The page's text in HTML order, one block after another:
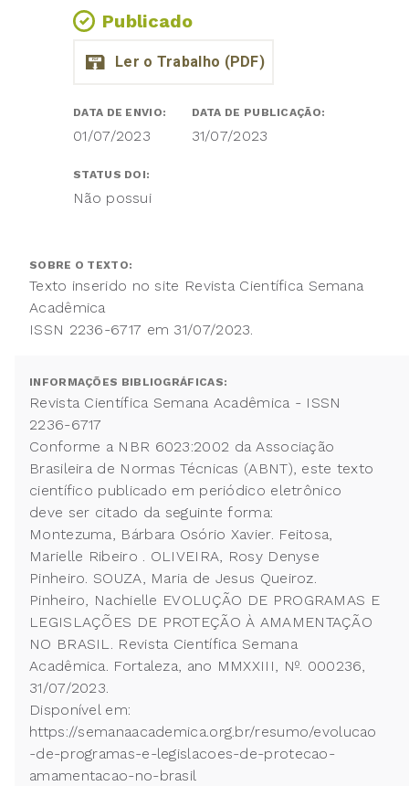
Publicado
DATA DE ENVIO:
01/07/2023
DATA DE PUBLICAÇÃO:
31/07/2023
STATUS DOI:
Não possui
SOBRE O TEXTO:
Texto inserido no site Revista Científica Semana
Acadêmica
ISSN 2236-6717 em 31/07/2023.
INFORMAÇÕES BIBLIOGRÁFICAS:
Revista Científica Semana Acadêmica - ISSN
2236-6717
Conforme a NBR 6023:2002 da Associação
Brasileira de Normas Técnicas (ABNT), este texto
científico publicado em periódico eletrônico
deve ser citado da seguinte forma:
Montezuma, Bárbara Osório Xavier. Feitosa,
Marielle Ribeiro . OLIVEIRA, Rosy Denyse
Pinheiro. SOUZA, Maria de Jesus Queiroz.
Pinheiro, Nachielle EVOLUÇÃO DE PROGRAMAS E
LEGISLAÇÕES DE PROTEÇÃO À AMAMENTAÇÃO
NO BRASIL. Revista Científica Semana
Acadêmica. Fortaleza, ano MMXXIII, Nº. 000236,
31/07/2023.
Disponível em:
https://semanaacademica.org.br/resumo/evolucao
-de-programas-e-legislacoes-de-protecao-
amamentacao-no-brasil